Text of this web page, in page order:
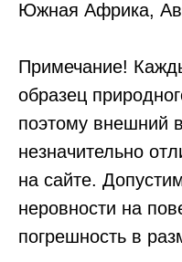
Южная Африка,
Примечание!
образец
поэтому внешний
незначительно
на сайте.
неровности на
погрешность в